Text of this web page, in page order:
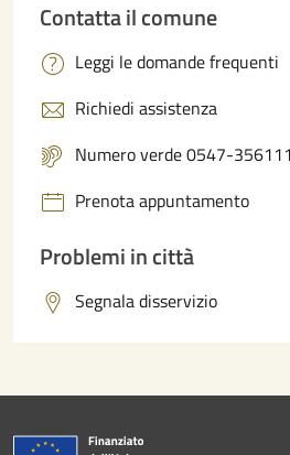
Contatta il comune
Leggi le domande frequenti
Richiedi assistenza
Numero verde 0547-356111
Prenota appuntamento
Problemi in città
Segnala disservizio